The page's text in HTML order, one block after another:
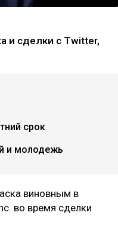
и сделки с Twitter,
срок
и молодежь
виновным в
во время сделки